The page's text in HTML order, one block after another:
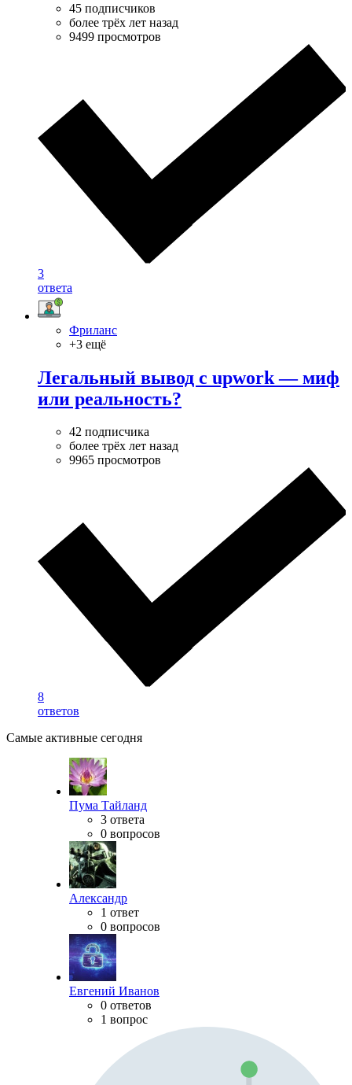
45 подписчиков
более трёх лет назад
9499 просмотров
3
ответа
Фриланс
+3 ещё
Легальный вывод с upwork — миф
или реальность?
42 подписчика
более трёх лет назад
9965 просмотров
8
ответов
Самые активные сегодня
Пума Тайланд
3 ответа
0 вопросов
Александр
1 ответ
0 вопросов
Евгений Иванов
0 ответов
1 вопрос